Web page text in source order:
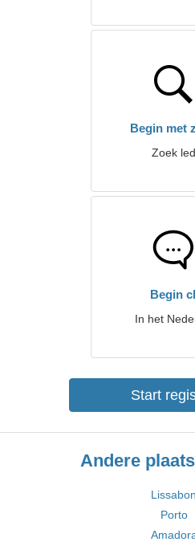
Begin met
Zoek
Begin
In het
Start
Andere
Lissabon
Porto